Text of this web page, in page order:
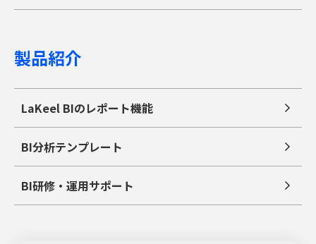
製品紹介
LaKeel BIのレポート機能
BI分析テンプレート
BI研修・運用サポート